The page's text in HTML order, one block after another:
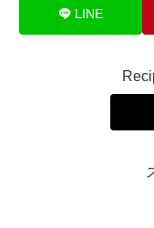
LINE